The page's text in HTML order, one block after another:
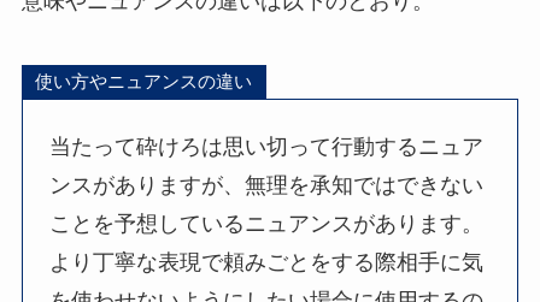
使い方やニュアンスの違い
当たって砕けろは思い切って行動するニュア
ンスがありますが、無理を承知ではできない
ことを予想しているニュアンスがあります。
より丁寧な表現で頼みごとをする際相手に気